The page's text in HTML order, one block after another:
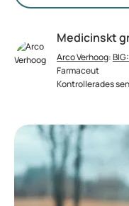
Medicinskt
Arco Verhoog:
Farmaceut
Kontrollerades